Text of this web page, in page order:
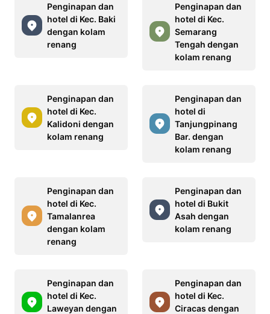
Penginapan dan
hotel di Kec. Baki
dengan kolam
renang
Penginapan dan
hotel di Kec.
Semarang
Tengah dengan
kolam renang
Penginapan dan
hotel di Kec.
Kalidoni dengan
kolam renang
Penginapan dan
hotel di
Tanjungpinang
Bar. dengan
kolam renang
Penginapan dan
hotel di Kec.
Tamalanrea
dengan kolam
renang
Penginapan dan
hotel di Bukit
Asah dengan
kolam renang
Penginapan dan
hotel di Kec.
Laweyan dengan
Penginapan dan
hotel di Kec.
Ciracas dengan